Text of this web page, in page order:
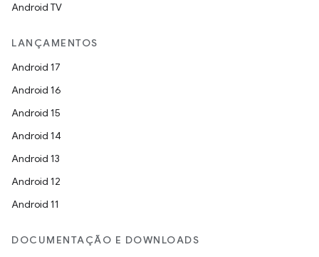
Android TV
LANÇAMENTOS
Android 17
Android 16
Android 15
Android 14
Android 13
Android 12
Android 11
DOCUMENTAÇÃO E DOWNLOADS